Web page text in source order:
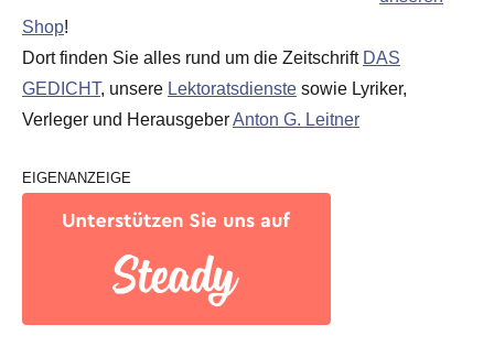
Shop!
Dort finden Sie alles rund um die Zeitschrift DAS
GEDICHT, unsere Lektoratsdienste sowie Lyriker,
Verleger und HerausgeberAnton G. Leitner
EIGENANZEIGE